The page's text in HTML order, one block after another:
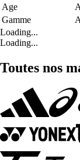
Age
Gamme
Loading...
Loading...
Toutes nos